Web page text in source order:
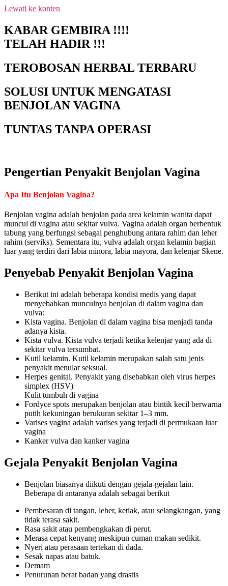
Lewati ke konten
KABAR GEMBIRA !!!!
TELAH HADIR !!!
TEROBOSAN HERBAL TERBARU
SOLUSI UNTUK MENGATASI
BENJOLAN VAGINA
TUNTAS TANPA OPERASI
Pengertian Penyakit Benjolan Vagina
Apa Itu Benjolan Vagina?
Benjolan vagina adalah benjolan pada area kelamin wanita dapat
muncul di vagina atau sekitar vulva. Vagina adalah organ berbentuk
tabung yang berfungsi sebagai penghubung antara rahim dan leher
rahim (serviks). Sementara itu, vulva adalah organ kelamin bagian
luar yang terdiri dari labia minora, labia mayora, dan kelenjar Skene.
Penyebab Penyakit Benjolan Vagina
Berikut ini adalah beberapa kondisi medis yang dapat
menyebabkan munculnya benjolan di dalam vagina dan
vulva:
Kista vagina. Benjolan di dalam vagina bisa menjadi tanda
adanya kista.
Kista vulva. Kista vulva terjadi ketika kelenjar yang ada di
sekitar vulva tersumbat.
Kutil kelamin. Kutil kelamin merupakan salah satu jenis
penyakit menular seksual.
Herpes genital. Penyakit yang disebabkan oleh virus herpes
simplex (HSV)
Kulit tumbuh di vagina
Fordyce spots merupakan benjolan atau bintik kecil berwarna
putih kekuningan berukuran sekitar 1–3 mm.
Varises vagina adalah varises yang terjadi di permukaan luar
vagina
Kanker vulva dan kanker vagina
Gejala Penyakit Benjolan Vagina
Benjolan biasanya diikuti dengan gejala-gejalan lain.
Beberapa di antaranya adalah sebagai berikut
Pembesaran di tangan, leher, ketiak, atau selangkangan, yang
tidak terasa sakit.
Rasa sakit atau pembengkakan di perut.
Merasa cepat kenyang meskipun cuman makan sedikit.
Nyeri atau perasaan tertekan di dada.
Sesak napas atau batuk.
Demam
Penurunan berat badan yang drastis
NEW PROMO !! BAYAR SETELAH
INDONESIA KLIK PESAN SEKARANG
(NON COD - TRANSFER SETELAH